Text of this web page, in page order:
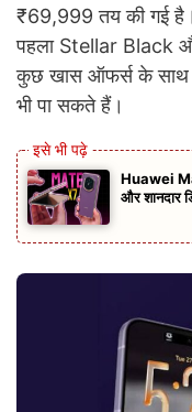
₹69,999 तय की गई
पहला Stellar Black
कुछ खास ऑफर्स के साथ
भी पा सकते हैं।
Huawei
और शानदार